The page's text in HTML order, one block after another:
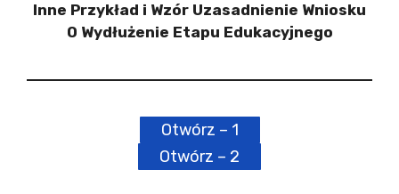
Inne Przykład i Wzór Uzasadnienie Wniosku
O Wydłużenie Etapu Edukacyjnego
Otwórz – 1
Otwórz – 2